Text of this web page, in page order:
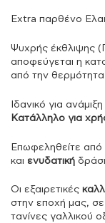
Extra παρθένο
Ψυχρής έκθλιψης
αποφεύγεται η
από την
Ιδανικό για
Κατάλληλο για
Επωφεληθείτε από
και ενυδατική
Οι εξαιρετικές
στην εποχή μας, σε
τανίνες γαλλικού